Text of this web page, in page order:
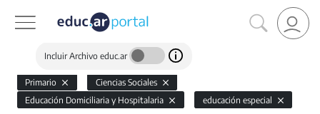
Incluir Archivo educ.ar
Primario
Ciencias Sociales
Educación Domiciliaria y Hospitalaria
educación especial